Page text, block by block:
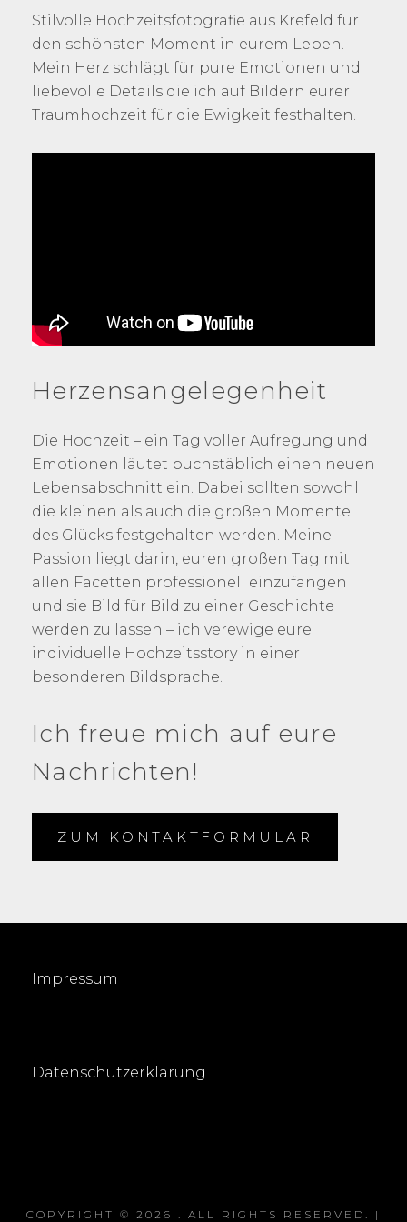
Stilvolle Hochzeitsfotografie aus Krefeld für
den schönsten Moment in eurem Leben.
Mein Herz schlägt für pure Emotionen und
liebevolle Details die ich auf Bildern eurer
Traumhochzeit für die Ewigkeit festhalten.
Herzensangelegenheit
Die Hochzeit – ein Tag voller Aufregung und
Emotionen läutet buchstäblich einen neuen
Lebensabschnitt ein. Dabei sollten sowohl
die kleinen als auch die großen Momente
des Glücks festgehalten werden. Meine
Passion liegt darin, euren großen Tag mit
allen Facetten professionell einzufangen
und sie Bild für Bild zu einer Geschichte
werden zu lassen – ich verewige eure
individuelle Hochzeitsstory in einer
besonderen Bildsprache.
Ich freue mich auf eure
Nachrichten!
ZUM KONTAKTFORMULAR
Impressum
Datenschutzerklärung
COPYRIGHT © 2026 . ALL RIGHTS RESERVED. |